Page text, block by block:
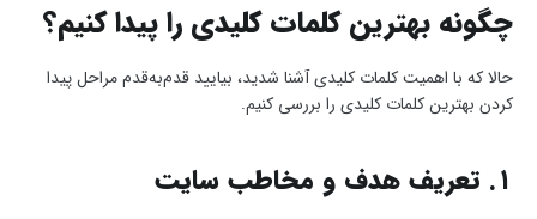
چگونه بهترین کلمات کلیدی را پیدا کنیم؟
حالا که با اهمیت کلمات کلیدی آشنا شدید، بیایید قدم‌به‌قدم مراحل پیدا
کردن بهترین کلمات کلیدی را بررسی کنیم.
۱. تعریف هدف و مخاطب سایت